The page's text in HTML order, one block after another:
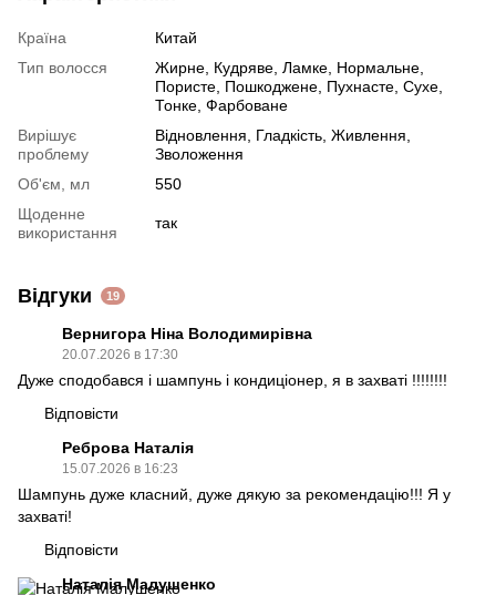
Країна
Китай
Тип волосся
Жирне Кудряве Ламке Нормальне
Пористе Пошкоджене Пухнасте Сухе
Тонке Фарбоване
Вирішує
проблему
Відновлення Гладкість Живлення
Зволоження
Об'єм, мл
550
Щоденне
використання
так
Відгуки 19
Вернигора Ніна Володимирівна
20.07.2026 в 17:30
Дуже сподобався і шампунь і кондиціонер, я в захваті !!!!!!!!
Відповісти
Реброва Наталія
15.07.2026 в 16:23
Шампунь дуже класний, дуже дякую за рекомендацію!!! Я у
захваті!
Відповісти
Наталія Малушенко